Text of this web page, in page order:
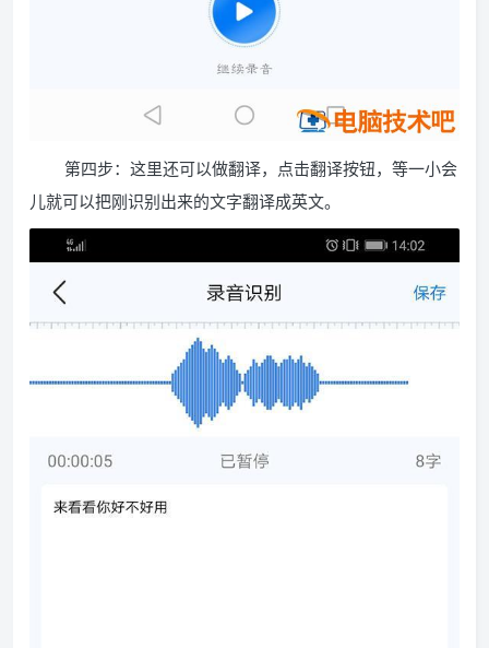
第四步：这里还可以做翻译，点击翻译按钮，等一小会
儿就可以把刚识别出来的文字翻译成英文。